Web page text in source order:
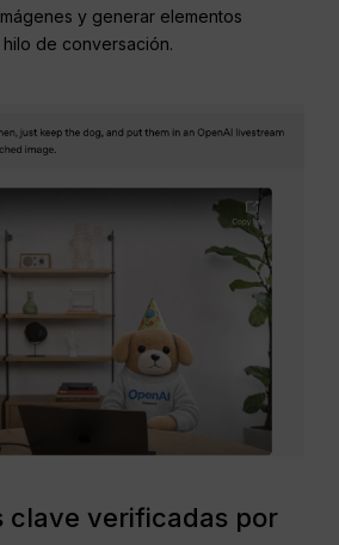
y generar elementos
de conversación.
clave verificadas por